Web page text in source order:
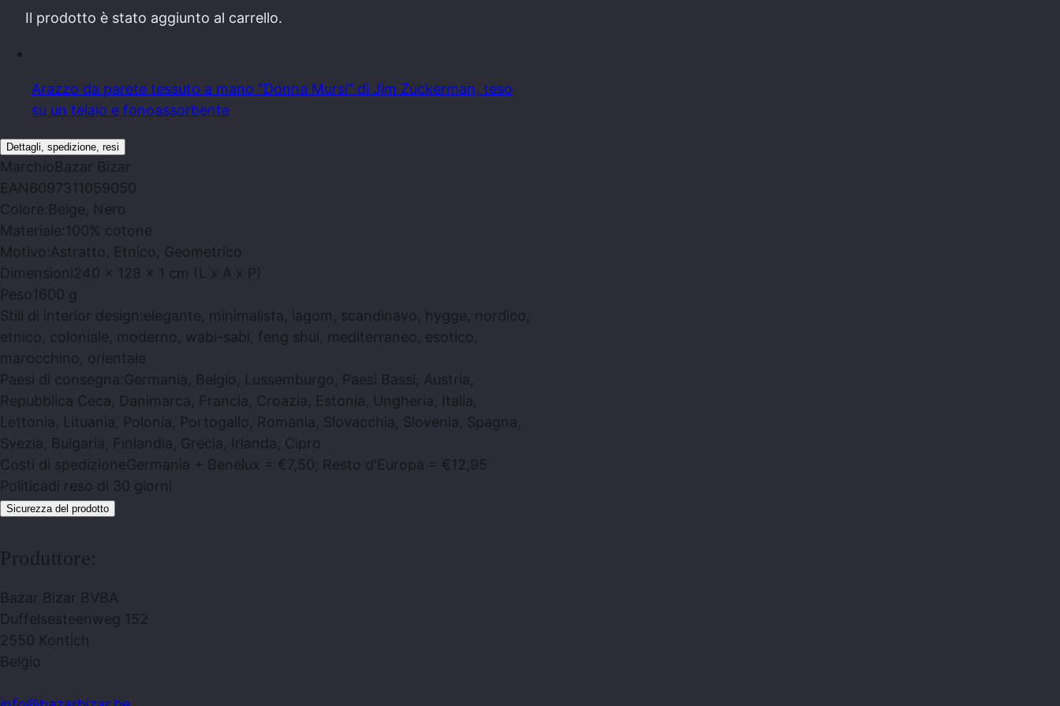
Il prodotto è stato aggiunto al carrello.
Arazzo da parete tessuto a mano "Donna Mursi" di Jim Zuckerman, teso
su un telaio e fonoassorbente
Dettagli, spedizione, resi
MarchioBazar Bizar
EAN6097311059050
Colore:Beige, Nero
Materiale:100% cotone
Motivo:Astratto, Etnico, Geometrico
Dimensioni240 x 128 x 1 cm (L x A x P)
Peso1600 g
Stili di interior design:elegante, minimalista, lagom, scandinavo, hygge, nordico,
etnico, coloniale, moderno, wabi-sabi, feng shui, mediterraneo, esotico,
marocchino, orientale
Paesi di consegna:Germania, Belgio, Lussemburgo, Paesi Bassi, Austria,
Repubblica Ceca, Danimarca, Francia, Croazia, Estonia, Ungheria, Italia,
Lettonia, Lituania, Polonia, Portogallo, Romania, Slovacchia, Slovenia, Spagna,
Svezia, Bulgaria, Finlandia, Grecia, Irlanda, Cipro
Costi di spedizioneGermania + Benelux = €7,50; Resto d'Europa = €12,95
Politicadi reso di 30 giorni
Sicurezza del prodotto
Produttore:
Bazar Bizar BVBA
Duffelsesteenweg 152
2550 Kontich
Belgio